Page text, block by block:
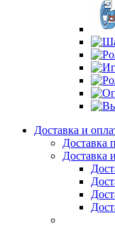
Доставка и
Доставка
Доставка